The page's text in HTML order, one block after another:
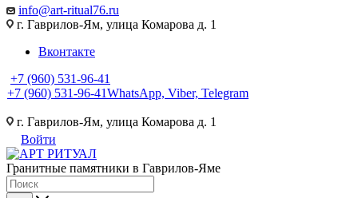
info@art-ritual76.ru
г. Гаврилов-Ям, улица Комарова д. 1
Вконтакте
+7 (960) 531-96-41
+7 (960) 531-96-41WhatsApp, Viber, Telegram
г. Гаврилов-Ям, улица Комарова д. 1
Войти
Гранитные памятники в Гаврилов-Яме